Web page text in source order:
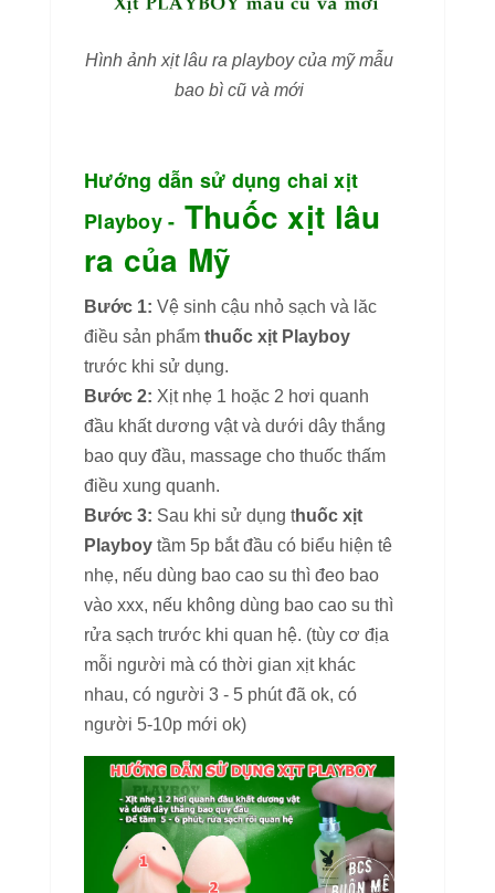
Hình ảnh xịt lâu ra playboy của mỹ mẫu
bao bì cũ và mới
Hướng dẫn sử dụng chai xịt
Playboy - Thuốc xịt lâu
ra của Mỹ
Bước 1: Vệ sinh cậu nhỏ sạch và lăc
điều sản phẩm thuốc xịt Playboy
trước khi sử dụng.
Bước 2: Xịt nhẹ 1 hoặc 2 hơi quanh
đầu khất dương vật và dưới dây thắng
bao quy đầu, massage cho thuốc thấm
điều xung quanh.
Bước 3: Sau khi sử dụng thuốc xịt
Playboy tầm 5p bắt đầu có biểu hiện tê
nhẹ, nếu dùng bao cao su thì đeo bao
vào xxx, nếu không dùng bao cao su thì
rửa sạch trước khi quan hệ. (tùy cơ địa
mỗi người mà có thời gian xịt khác
nhau, có người 3 - 5 phút đã ok, có
người 5-10p mới ok)